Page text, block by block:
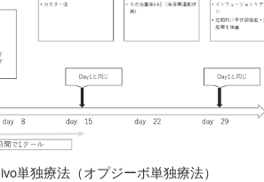
単独療法（オプジーボ単独療法）